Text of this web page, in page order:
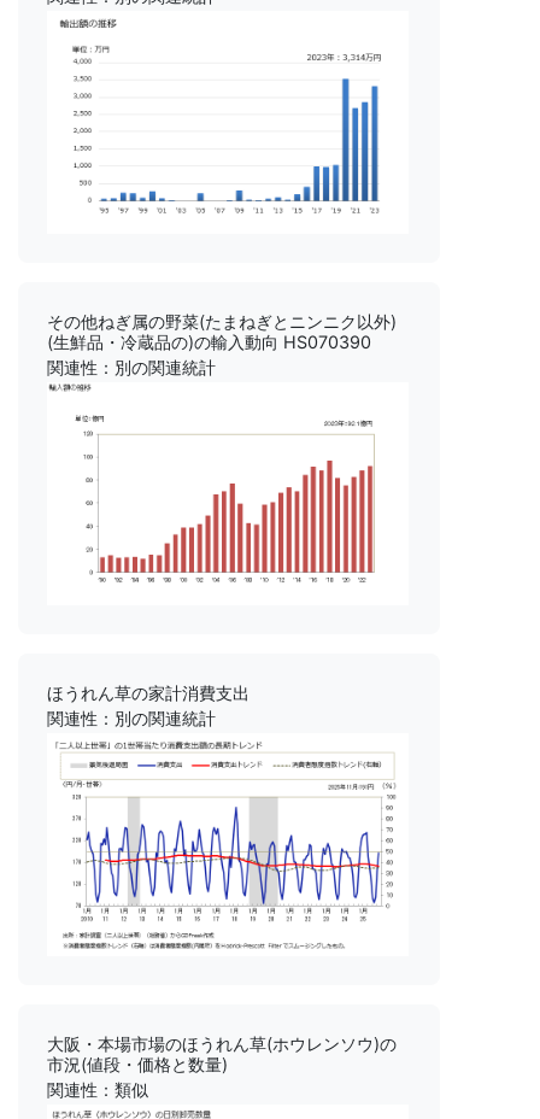
その他ねぎ属の野菜(たまねぎとニンニク以外)
(生鮮品・冷蔵品の)の輸入動向 HS070390
関連性：別の関連統計
ほうれん草の家計消費支出
関連性：別の関連統計
大阪・本場市場のほうれん草(ホウレンソウ)の
市況(値段・価格と数量)
関連性：類似